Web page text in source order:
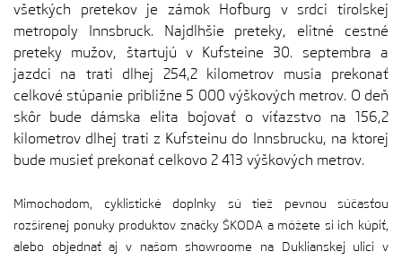
všetkých pretekov je zámok Hofburg v srdci tirolskej
metropoly Innsbruck. Najdlhšie preteky, elitné cestné
preteky mužov, štartujú v Kufsteine 30. septembra a
jazdci na trati dlhej 254,2 kilometrov musia prekonať
celkové stúpanie približne 5 000 výškových metrov. O deň
skôr bude dámska elita bojovať o víťazstvo na 156,2
kilometrov dlhej trati z Kufsteinu do Innsbrucku, na ktorej
bude musieť prekonať celkovo 2 413 výškových metrov.
Mimochodom, cyklistické doplnky sú tiež pevnou súčasťou
rozšírenej ponuky produktov značky ŠKODA a môžete si ich kúpiť,
alebo objednať aj v našom showroome na Duklianskej ulici v